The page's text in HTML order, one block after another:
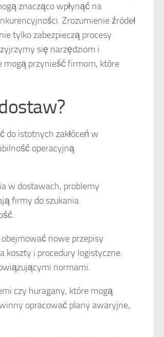
znacząco wpłynąć na
Zrozumienie źródeł
tylko zabezpieczą procesy
się narzędziom i
mogą przynieść firmom, które
do istotnych zakłóceń w
operacyjną
w dostawach, problemy
firmy do szukania
nowe przepisy
koszty i procedury logistyczne.
normami.
czy huragany, które mogą
opracować plany awaryjne,